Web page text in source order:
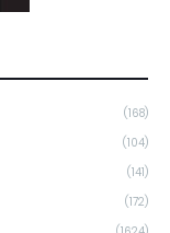
(168)
(104)
(141)
(172)